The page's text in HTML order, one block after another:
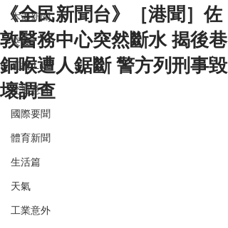
本港新聞
突發
直播 Live
交通意外
國際要聞
體育新聞
生活篇
天氣
工業意外
《全民新聞台》［港聞］佐
敦醫務中心突然斷水 揭後巷
銅喉遭人鋸斷 警方列刑事毀
壞調查